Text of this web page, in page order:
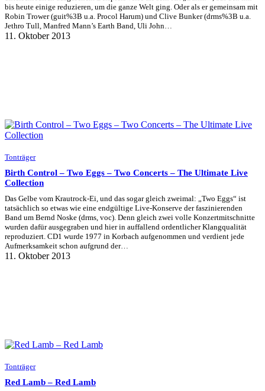
bis heute einige reduzieren, um die ganze Welt ging. Oder als er gemeinsam mit
Robin Trower (guit%3B u.a. Procol Harum) und Clive Bunker (drms%3B u.a.
Jethro Tull, Manfred Mann’s Earth Band, Uli John…
11. Oktober 2013
Tonträger
Birth Control – Two Eggs – Two Concerts – The Ultimate Live
Collection
Das Gelbe vom Krautrock-Ei, und das sogar gleich zweimal: „Two Eggs“ ist
tatsächlich so etwas wie eine endgültige Live-Konserve der faszinierenden
Band um Bernd Noske (drms, voc). Denn gleich zwei volle Konzertmitschnitte
wurden dafür ausgegraben und hier in auffallend ordentlicher Klangqualität
reproduziert. CD1 wurde 1977 in Korbach aufgenommen und verdient jede
Aufmerksamkeit schon aufgrund der…
11. Oktober 2013
Tonträger
Red Lamb – Red Lamb